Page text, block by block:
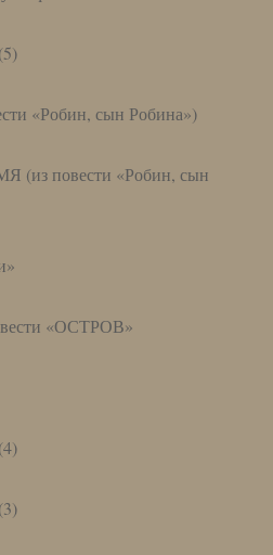
«Робин, сын Робина»)
повести «Робин, сын
«ОСТРОВ»